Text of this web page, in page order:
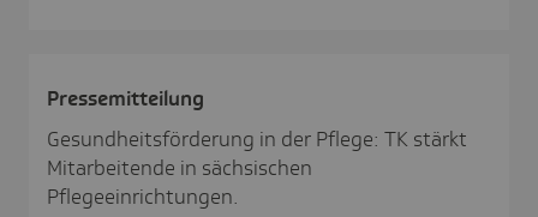
Pres­se­mit­tei­lung
Gesundheitsförderung in der Pflege: TK stärkt
Mitarbeitende in sächsischen
Pflegeeinrichtungen.